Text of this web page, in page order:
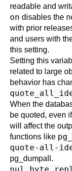
readable and
on disables the
with prior
and users with
this setting.
Setting this
related to large
behavior has
When the
be quoted, even
will affect the
functions like
quote-all-
pg_dumpall .